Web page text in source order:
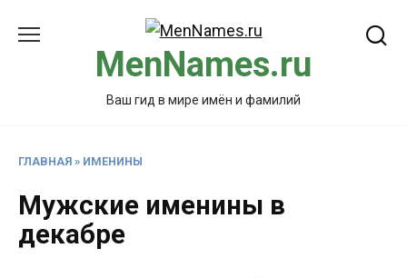
MenNames.ru
Ваш гид в мире имён и фамилий
ГЛАВНАЯ » ИМЕНИНЫ
Мужские именины в
декабре